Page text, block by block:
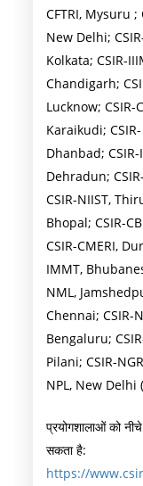
CFTRI, Mysuru ;
New Delhi;
Kolkata; CSIR-
Chandigarh;
Lucknow; CSIR-
Karaikudi;
Dhanbad; CSIR-
Dehradun;
CSIR-NIIST,
Bhopal; CSIR-
CSIR-CMERI,
IMMT,
NML,
Chennai; CSIR-
Bengaluru;
Pilani; CSIR-
NPL, New Delhi
प्रयोगशालाओं को
सकता है:
https://